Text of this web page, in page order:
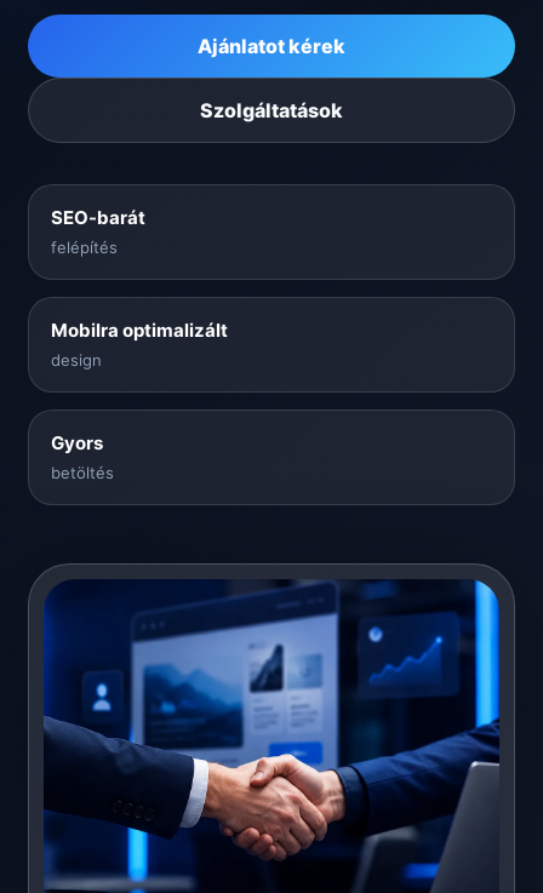
Ajánlatot kérek
Szolgáltatások
SEO-barát
felépítés
Mobilra optimalizált
design
Gyors
betöltés